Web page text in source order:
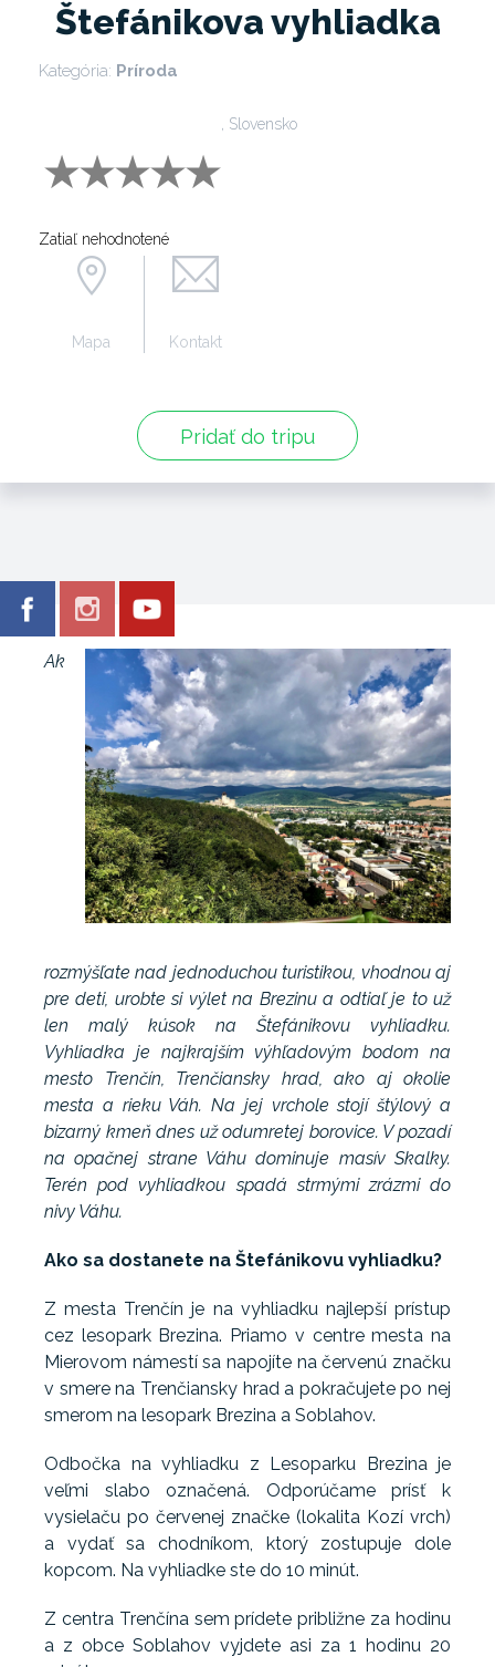
Štefánikova vyhliadka
Kategória: Príroda
, Slovensko
Zatiaľ nehodnotené
Pridať do tripu
Mapa Kontakt
Ak
rozmýšľate nad jednoduchou turistikou, vhodnou aj
pre deti, urobte si výlet na Brezinu a odtiaľ je to už
len malý kúsok na Štefánikovu vyhliadku.
Vyhliadka je najkrajším výhľadovým bodom na
mesto Trenčín, Trenčiansky hrad, ako aj okolie
mesta a rieku Váh. Na jej vrchole stojí štýlový a
bizarný kmeň dnes už odumretej borovice. V pozadí
na opačnej strane Váhu dominuje masív Skalky.
Terén pod vyhliadkou spadá strmými zrázmi do
nivy Váhu.
Ako sa dostanete na Štefánikovu vyhliadku?
Z mesta Trenčín je na vyhliadku najlepší prístup
cez lesopark Brezina. Priamo v centre mesta na
Mierovom námestí sa napojíte na červenú značku
v smere na Trenčiansky hrad a pokračujete po nej
smerom na lesopark Brezina a Soblahov.
Odbočka na vyhliadku z Lesoparku Brezina je
veľmi slabo označená. Odporúčame prísť k
vysielaču po červenej značke (lokalita Kozí vrch)
a vydať sa chodníkom, ktorý zostupuje dole
kopcom. Na vyhliadke ste do 10 minút.
Z centra Trenčína sem prídete približne za hodinu
a z obce Soblahov vyjdete asi za 1 hodinu 20